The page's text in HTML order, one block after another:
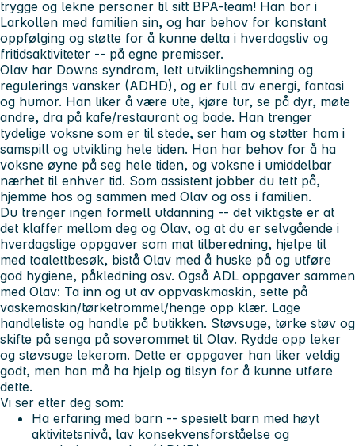
trygge og lekne personer til sitt BPA-team! Han bor i
Larkollen med familien sin, og har behov for konstant
oppfølging og støtte for å kunne delta i hverdagsliv og
fritidsaktiviteter -- på egne premisser.
Olav har Downs syndrom, lett utviklingshemning og
regulerings vansker (ADHD), og er full av energi, fantasi
og humor. Han liker å være ute, kjøre tur, se på dyr, møte
andre, dra på kafe/restaurant og bade. Han trenger
tydelige voksne som er til stede, ser ham og støtter ham i
samspill og utvikling hele tiden. Han har behov for å ha
voksne øyne på seg hele tiden, og voksne i umiddelbar
nærhet til enhver tid. Som assistent jobber du tett på,
hjemme hos og sammen med Olav og oss i familien.
Du trenger ingen formell utdanning -- det viktigste er at
det klaffer mellom deg og Olav, og at du er selvgående i
hverdagslige oppgaver som mat tilberedning, hjelpe til
med toalettbesøk, bistå Olav med å huske på og utføre
god hygiene, påkledning osv. Også ADL oppgaver sammen
med Olav: Ta inn og ut av oppvaskmaskin, sette på
vaskemaskin/tørketrommel/henge opp klær. Lage
handleliste og handle på butikken. Støvsuge, tørke støv og
skifte på senga på soverommet til Olav. Rydde opp leker
og støvsuge lekerom. Dette er oppgaver han liker veldig
godt, men han må ha hjelp og tilsyn for å kunne utføre
dette.
Vi ser etter deg som:
Ha erfaring med barn -- spesielt barn med høyt
aktivitetsnivå, lav konsekvensforståelse og